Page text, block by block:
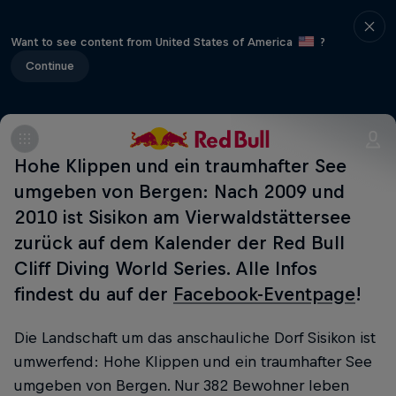
Want to see content from United States of America
?
Continue
Hohe Klippen und ein traumhafter See
umgeben von Bergen: Nach 2009 und
2010 ist Sisikon am Vierwaldstättersee
zurück auf dem Kalender der Red Bull
Cliff Diving World Series. Alle Infos
findest du auf der Facebook-Eventpage!
Die Landschaft um das anschauliche Dorf Sisikon ist
umwerfend: Hohe Klippen und ein traumhafter See
umgeben von Bergen. Nur 382 Bewohner leben